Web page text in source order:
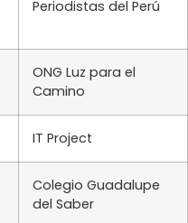
Periodistas del Perú
ONG Luz para el
Camino
IT Project
Colegio Guadalupe
del Saber